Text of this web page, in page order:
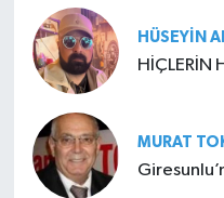
HÜSEYIN
HİÇLERİN
MURAT